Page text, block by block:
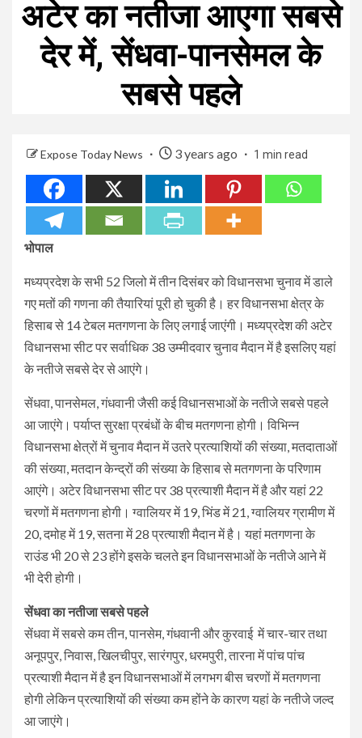
अटेर का नतीजा आएगा सबसे
देर में, सेंधवा-पानसेमल के
सबसे पहले
Expose Today News 3 years ago 1 min read
भोपाल
मध्यप्रदेश के सभी 52 जिलो में तीन दिसंबर को विधानसभा चुनाव में डाले
गए मतों की गणना की तैयारियां पूरी हो चुकी है। हर विधानसभा क्षेत्र के
हिसाब से 14 टेबल मतगणना के लिए लगाई जाएंगी। मध्यप्रदेश की अटेर
विधानसभा सीट पर सर्वाधिक 38 उम्मीदवार चुनाव मैदान में है इसलिए यहां
के नतीजे सबसे देर से आएंगे।
सेंधवा, पानसेमल, गंधवानी जैसी कई विधानसभाओं के नतीजे सबसे पहले
आ जाएंगे। पर्याप्त सुरक्षा प्रबंधों के बीच मतगणना होगी। विभिन्न
विधानसभा क्षेत्रों में चुनाव मैदान में उतरे प्रत्याशियों की संख्या, मतदाताओं
की संख्या, मतदान केन्द्रों की संख्या के हिसाब से मतगणना के परिणाम
आएंगे। अटेर विधानसभा सीट पर 38 प्रत्याशी मैदान में है और यहां 22
चरणों में मतगणना होगी। ग्वालियर में 19, भिंड में 21, ग्वालियर ग्रामीण में
20, दमोह में 19, सतना में 28 प्रत्याशी मैदान में है। यहां मतगणना के
राउंड भी 20 से 23 होंगे इसके चलते इन विधानसभाओं के नतीजे आने में
भी देरी होगी।
सेंधवा का नतीजा सबसे पहले
सेंधवा में सबसे कम तीन, पानसेम, गंधवानी और कुरवाई में चार-चार तथा
अनूपपुर, निवास, खिलचीपुर, सारंगपुर, धरमपुरी, तारना में पांच पांच
प्रत्याशी मैदान में है इन विधानसभाओं में लगभग बीस चरणों में मतगणना
होगी लेकिन प्रत्याशियों की संख्या कम होंने के कारण यहां के नतीजे जल्द
आ जाएंगे।